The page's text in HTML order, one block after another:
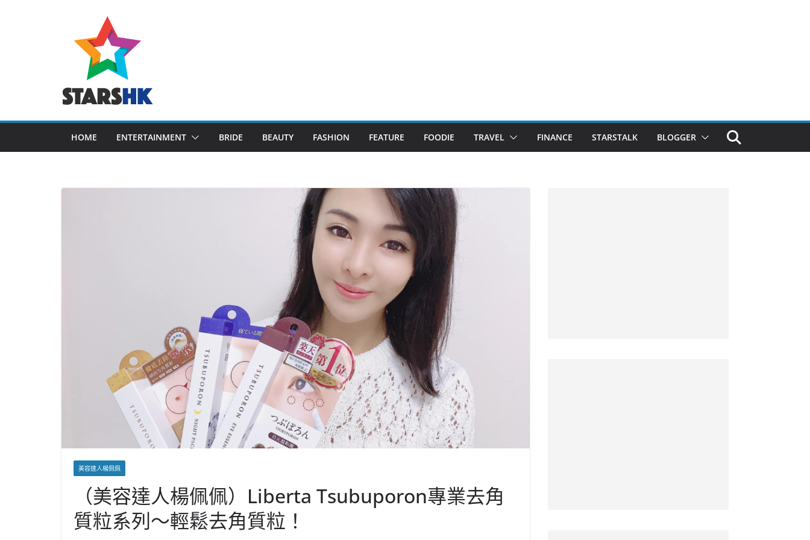
HOME ENTERTAINMENT BRIDE BEAUTY FASHION FEATURE FOODIE TRAVEL FINANCE STARSTALK BLOGGER
美容達人楊佩佩
（美容達人楊佩佩）Liberta Tsubuporon專業去角
質粒系列～輕鬆去角質粒！